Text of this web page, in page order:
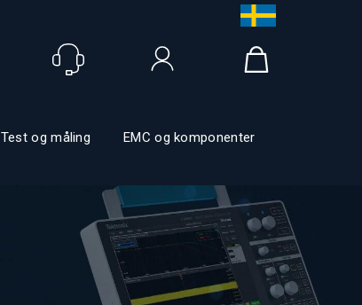
Test og måling
EMC og komponenter